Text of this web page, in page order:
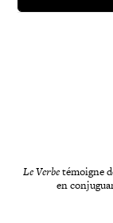
Le Verbetémoigne
en